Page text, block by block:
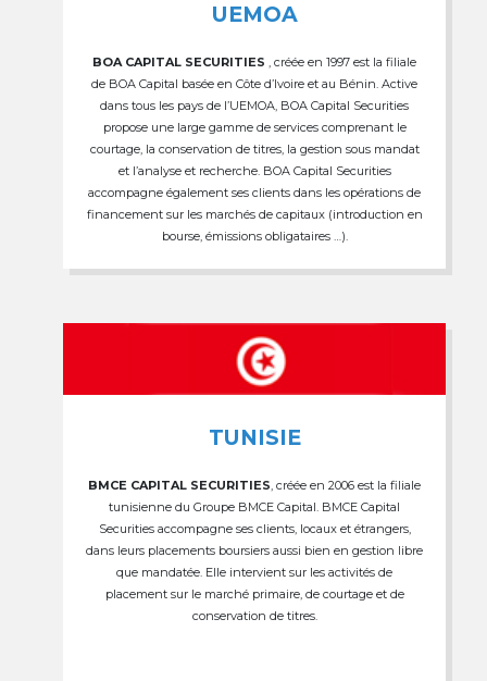
UEMOA
BOA CAPITAL SECURITIES , créée en 1997 est la filiale
de BOA Capital basée en Côte d’Ivoire et au Bénin. Active
dans tous les pays de l’UEMOA, BOA Capital Securities
propose une large gamme de services comprenant le
courtage, la conservation de titres, la gestion sous mandat
et l’analyse et recherche. BOA Capital Securities
accompagne également ses clients dans les opérations de
financement sur les marchés de capitaux (introduction en
bourse, émissions obligataires …).
TUNISIE
BMCE CAPITAL SECURITIES , créée en 2006 est la filiale
tunisienne du Groupe BMCE Capital. BMCE Capital
Securities accompagne ses clients, locaux et étrangers,
dans leurs placements boursiers aussi bien en gestion libre
que mandatée. Elle intervient sur les activités de
placement sur le marché primaire, de courtage et de
conservation de titres.